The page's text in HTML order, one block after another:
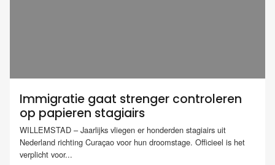
Immigratie gaat strenger controleren
op papieren stagiairs
WILLEMSTAD – Jaarlijks vliegen er honderden stagiairs uit
Nederland richting Curaçao voor hun droomstage. Officieel is het
verplicht voor...